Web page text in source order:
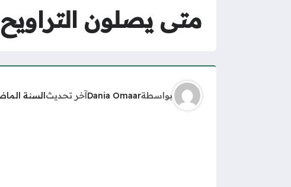
متى يصلون التراويح
بواسطةDania Omaarآخر تحديثالسنة